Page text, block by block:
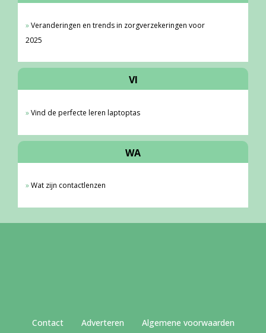
Veranderingen en trends in zorgverzekeringen voor
2025
VI
Vind de perfecte leren laptoptas
WA
Wat zijn contactlenzen
Contact Adverteren
Algemene voorwaarden